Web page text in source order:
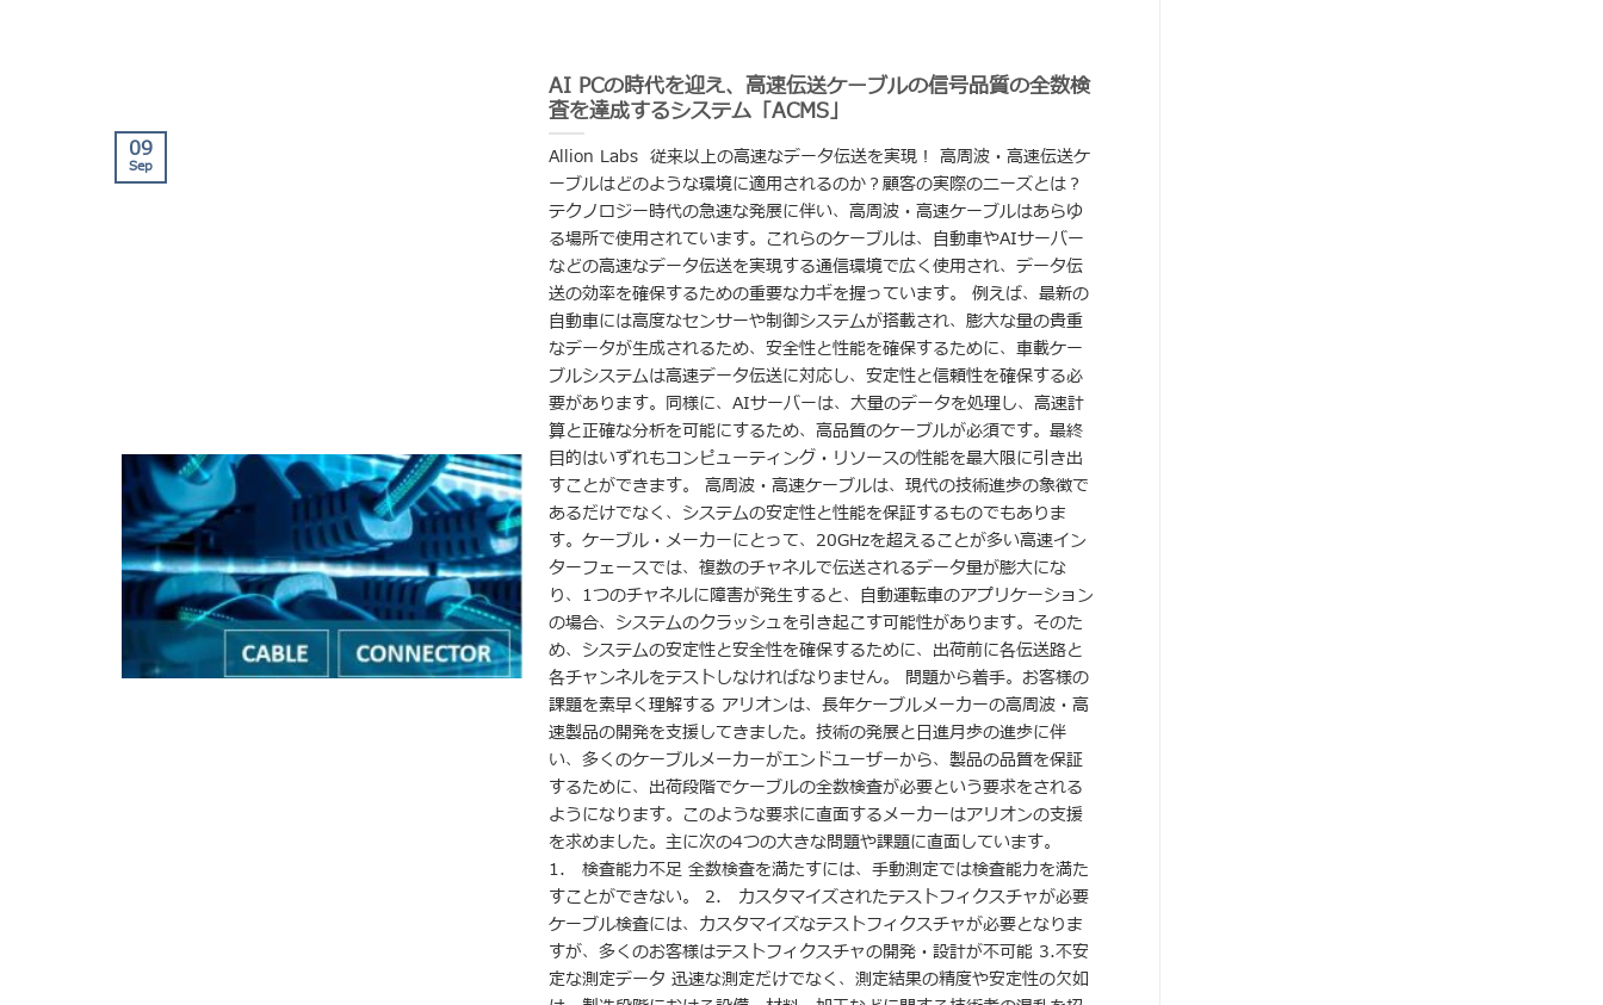
AI PCの時代を迎え、高速伝送ケーブルの信号品質の全数検
査を達成するシステム「ACMS」
Allion Labs 従来以上の高速なデータ伝送を実現！ 高周波・高速伝送ケ
ーブルはどのような環境に適用されるのか？顧客の実際のニーズとは？
テクノロジー時代の急速な発展に伴い、高周波・高速ケーブルはあらゆ
る場所で使用されています。これらのケーブルは、自動車やAIサーバー
などの高速なデータ伝送を実現する通信環境で広く使用され、データ伝
送の効率を確保するための重要なカギを握っています。 例えば、最新の
自動車には高度なセンサーや制御システムが搭載され、膨大な量の貴重
なデータが生成されるため、安全性と性能を確保するために、車載ケー
ブルシステムは高速データ伝送に対応し、安定性と信頼性を確保する必
要があります。同様に、AIサーバーは、大量のデータを処理し、高速計
算と正確な分析を可能にするため、高品質のケーブルが必須です。最終
目的はいずれもコンピューティング・リソースの性能を最大限に引き出
すことができます。 高周波・高速ケーブルは、現代の技術進歩の象徴で
あるだけでなく、システムの安定性と性能を保証するものでもありま
す。ケーブル・メーカーにとって、20GHzを超えることが多い高速イン
ターフェースでは、複数のチャネルで伝送されるデータ量が膨大にな
り、1つのチャネルに障害が発生すると、自動運転車のアプリケーション
の場合、システムのクラッシュを引き起こす可能性があります。そのた
め、システムの安定性と安全性を確保するために、出荷前に各伝送路と
各チャンネルをテストしなければなりません。 問題から着手。お客様の
課題を素早く理解する アリオンは、長年ケーブルメーカーの高周波・高
速製品の開発を支援してきました。技術の発展と日進月歩の進歩に伴
い、多くのケーブルメーカーがエンドユーザーから、製品の品質を保証
するために、出荷段階でケーブルの全数検査が必要という要求をされる
ようになります。このような要求に直面するメーカーはアリオンの支援
を求めました。主に次の4つの大きな問題や課題に直面しています。
1. 検査能力不足 全数検査を満たすには、手動測定では検査能力を満た
すことができない。 2. カスタマイズされたテストフィクスチャが必要
ケーブル検査には、カスタマイズなテストフィクスチャが必要となりま
すが、多くのお客様はテストフィクスチャの開発・設計が不可能 3.不安
定な測定データ 迅速な測定だけでなく、測定結果の精度や安定性の欠如
09
Sep